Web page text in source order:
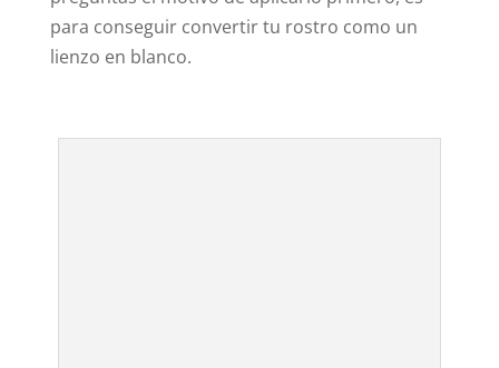
para conseguir convertir tu rostro como un
lienzo en blanco.